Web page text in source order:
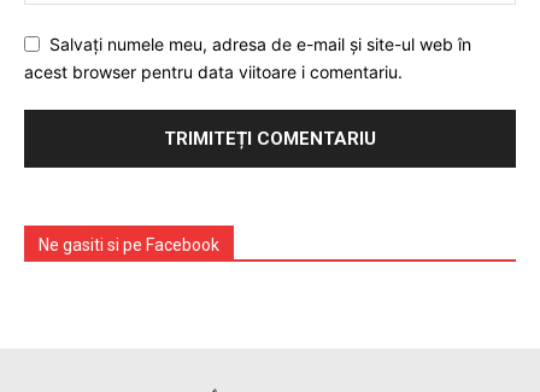
Salvați numele meu, adresa de e-mail și site-ul web în
acest browser pentru data viitoare i comentariu.
Ne gasiti si pe Facebook